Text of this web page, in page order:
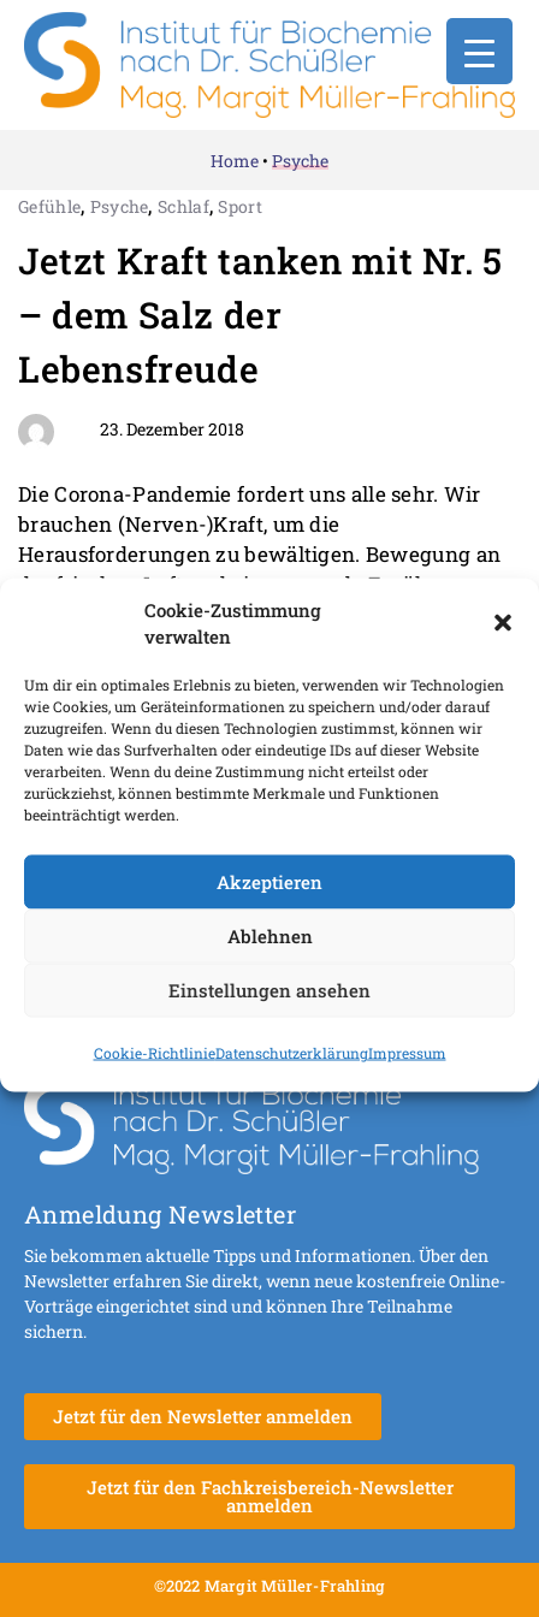
Cookie-Zustimmung
verwalten
Um dir ein optimales Erlebnis zu bieten, verwenden wir Technologien
wie Cookies, um Geräteinformationen zu speichern und/oder darauf
zuzugreifen. Wenn du diesen Technologien zustimmst, können wir
Daten wie das Surfverhalten oder eindeutige IDs auf dieser Website
verarbeiten. Wenn du deine Zustimmung nicht erteilst oder
zurückziehst, können bestimmte Merkmale und Funktionen
beeinträchtigt werden.
Akzeptieren
Ablehnen
Einstellungen ansehen
Cookie-RichtlinieDatenschutzerklärungImpressum
Home • Psyche
Gefühle, Psyche,Schlaf,Sport
Jetzt Kraft tanken mit Nr. 5
– dem Salz der
Lebensfreude
23. Dezember 2018
Die Corona-Pandemie fordert uns alle sehr. Wir
brauchen (Nerven-)Kraft, um die
Herausforderungen zu bewältigen. Bewegung an
der frischen Luft und eine gesunde Ernährung
tragen zu unserer Stärkung bei. Eine „Extraportion
Kraft“ bietet das Schüßler-Salz Nr. 5 Kalium
phosphoricum D 6.
READ MORE
Anmeldung Newsletter
Sie bekommen aktuelle Tipps und Informationen. Über den
Newsletter erfahren Sie direkt, wenn neue kostenfreie Online-
Vorträge eingerichtet sind und können Ihre Teilnahme
sichern.
Jetzt für den Newsletter anmelden
Jetzt für den Fachkreisbereich-Newsletter
anmelden
©2022 Margit Müller-Frahling